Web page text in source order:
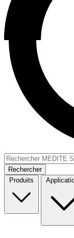
Rechercher
Produits